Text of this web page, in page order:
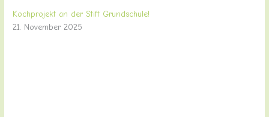
Kochprojekt an der Stift Grundschule!
21. November 2025